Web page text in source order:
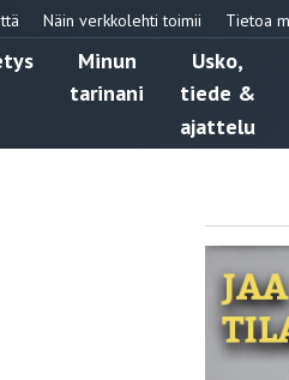
Näin verkkolehti toimii Tietoa
Minun
tarinani
Usko,
tiede &
ajattelu